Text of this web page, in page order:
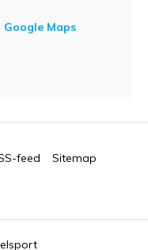
Google Maps
feed Sitemap